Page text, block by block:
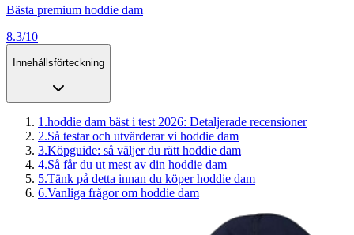
Bästa premium hoddie dam
8.3/10
Innehållsförteckning
1 .hoddie dam bäst i test 2026: Detaljerade recensioner
2.Så testar och utvärderar vi hoddie dam
3.Köpguide: så väljer du rätt hoddie dam
4.Så får du ut mest av din hoddie dam
5.Tänk på detta innan du köper hoddie dam
6.Vanliga frågor om hoddie dam